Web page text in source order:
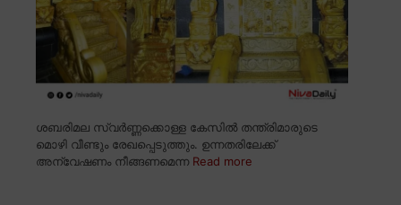
ശബരിമല സ്വർണ്ണക്കൊള്ള കേസിൽ തന്ത്രിമാരുടെ
മൊഴി വീണ്ടും രേഖപ്പെടുത്തും. ഉന്നതരിലേക്ക്
അന്വേഷണം നീങ്ങണമെന്ന Read more